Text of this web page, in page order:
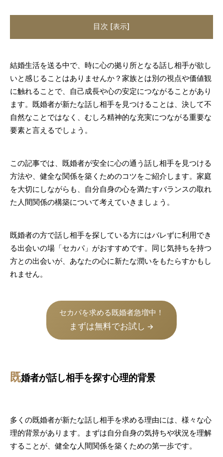
目次 [表示]
結婚生活を送る中で、時に心の拠り所となる話し相手が欲し
いと感じることはありませんか？家族とは別の視点や価値観
に触れることで、自己成長や心の安定につながることがあり
ます。既婚者が新たな話し相手を見つけることは、決して不
自然なことではなく、むしろ精神的な充実につながる重要な
要素と言えるでしょう。
この記事では、既婚者が安全に心の通う話し相手を見つける
方法や、健全な関係を築くためのコツをご紹介します。家庭
を大切にしながらも、自分自身の心を満たすバランスの取れ
た人間関係の構築について考えていきましょう。
既婚者の方で話し相手を探している方にはバレずに利用でき
る出会いの場「セカパ」がおすすめです。同じ気持ちを持つ
方との出会いが、あなたの心に新たな潤いをもたらすかもし
れません。
セカパを求める既婚者急増中！
まずは無料でお試し →
既婚者が話し相手を探す心理的背景
多くの既婚者が新たな話し相手を求める理由には、様々な心
理的背景があります。まずは自分自身の気持ちや状況を理解
することが、健全な人間関係を築くための第一歩です。